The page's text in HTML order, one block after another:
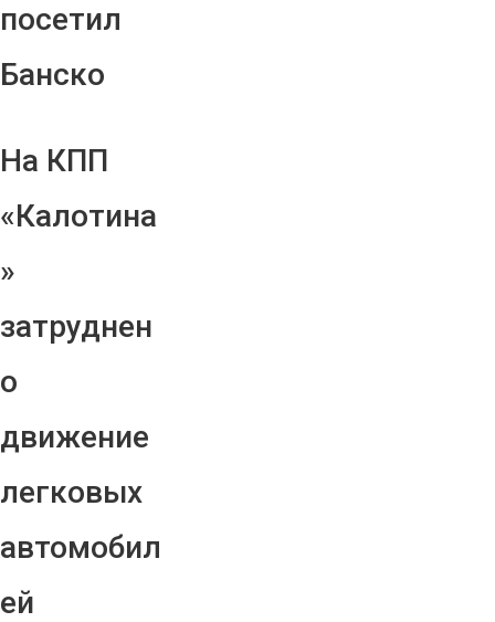
посетил
Банско
На КПП
«Калотина
»
затруднен
о
движение
легковых
автомобил
ей